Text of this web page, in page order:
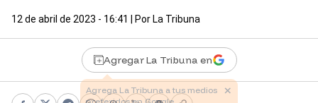
12 de abril de 2023 - 16:41 | Por La Tribuna
Agregar La Tribuna en